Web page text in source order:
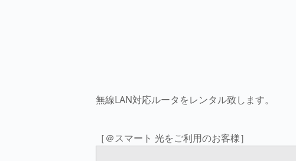
無線LAN対応ルータをレンタル致します。
［＠スマート 光をご利用のお客様］